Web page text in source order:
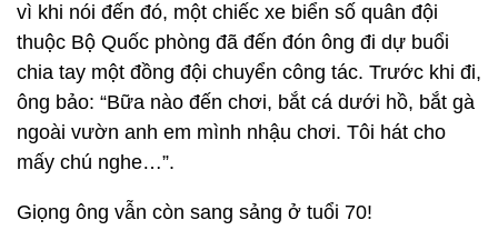
vì khi nói đến đó, một chiếc xe biển số quân đội
thuộc Bộ Quốc phòng đã đến đón ông đi dự buổi
chia tay một đồng đội chuyển công tác. Trước khi đi,
ông bảo: “Bữa nào đến chơi, bắt cá dưới hồ, bắt gà
ngoài vườn anh em mình nhậu chơi. Tôi hát cho
mấy chú nghe…”.
Giọng ông vẫn còn sang sảng ở tuổi 70!